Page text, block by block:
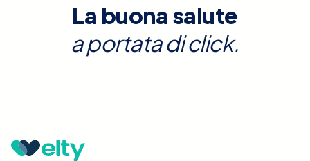
La buona salute
a portata di click.